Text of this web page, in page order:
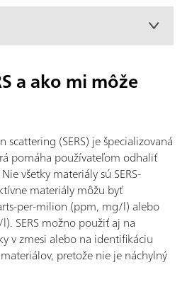
a ako mi môže
scattering (SERS) je špecializovaná
pomáha používateľom odhaliť
všetky materiály sú SERS-
materiály môžu byť
per-milion (ppm, mg/l) alebo
SERS možno použiť aj na
v zmesi alebo na identifikáciu
pretože nie je náchylný